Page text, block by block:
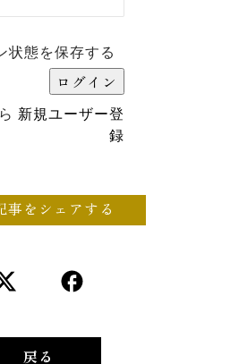
状態を保存する
新規ユーザー登
録
事をシェアする
戻る